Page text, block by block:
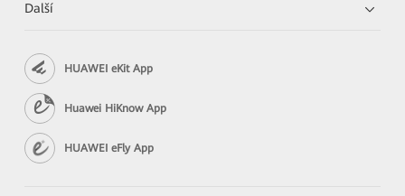
Další
HUAWEI eKit App
Huawei HiKnow App
HUAWEI eFly App